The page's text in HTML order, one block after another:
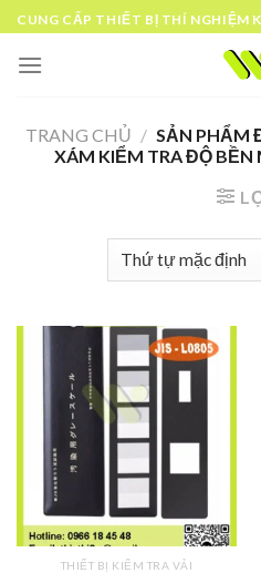
Skip
to
content
CUNG CẤP THIẾT BỊ THÍ NGHIỆM
TRANG CHỦ / SẢN PHẨM
XÁM KIỂM TRA ĐỘ BỀN
THIẾT BỊ KIỂM TRA VẢI